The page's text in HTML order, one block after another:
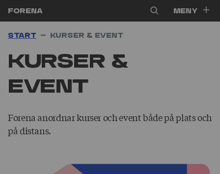
Forena Meny
Start Kurser & event
Kurser &
event
Forena anordnar kurser och event både på plats och
på distans.